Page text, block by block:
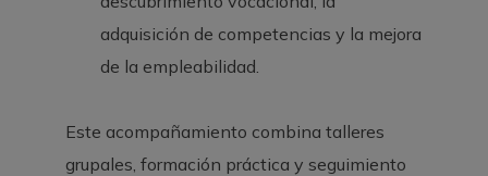
adquisición de competencias y la mejora
de la empleabilidad.
Este acompañamiento combina talleres
grupales, formación práctica y seguimiento